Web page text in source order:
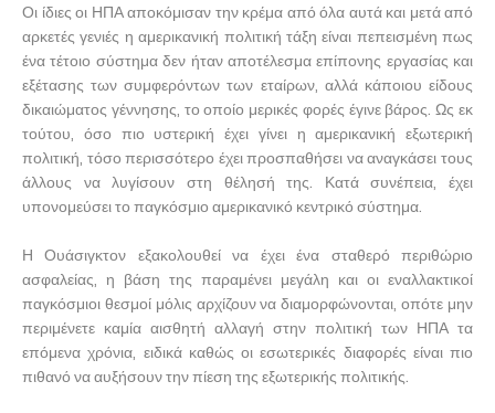
Οι ίδιες οι ΗΠΑ αποκόμισαν την κρέμα από όλα αυτά και μετά από
αρκετές γενιές η αμερικανική πολιτική τάξη είναι πεπεισμένη πως
ένα τέτοιο σύστημα δεν ήταν αποτέλεσμα επίπονης εργασίας και
εξέτασης των συμφερόντων των εταίρων, αλλά κάποιου είδους
δικαιώματος γέννησης, το οποίο μερικές φορές έγινε βάρος. Ως εκ
τούτου, όσο πιο υστερική έχει γίνει η αμερικανική εξωτερική
πολιτική, τόσο περισσότερο έχει προσπαθήσει να αναγκάσει τους
άλλους να λυγίσουν στη θέλησή της. Κατά συνέπεια, έχει
υπονομεύσει το παγκόσμιο αμερικανικό κεντρικό σύστημα.
Η Ουάσιγκτον εξακολουθεί να έχει ένα σταθερό περιθώριο
ασφαλείας, η βάση της παραμένει μεγάλη και οι εναλλακτικοί
παγκόσμιοι θεσμοί μόλις αρχίζουν να διαμορφώνονται, οπότε μην
περιμένετε καμία αισθητή αλλαγή στην πολιτική των ΗΠΑ τα
επόμενα χρόνια, ειδικά καθώς οι εσωτερικές διαφορές είναι πιο
πιθανό να αυξήσουν την πίεση της εξωτερικής πολιτικής.